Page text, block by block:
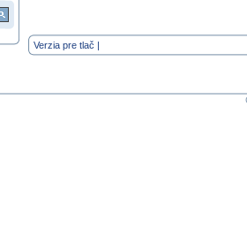
Verzia pre tlač |